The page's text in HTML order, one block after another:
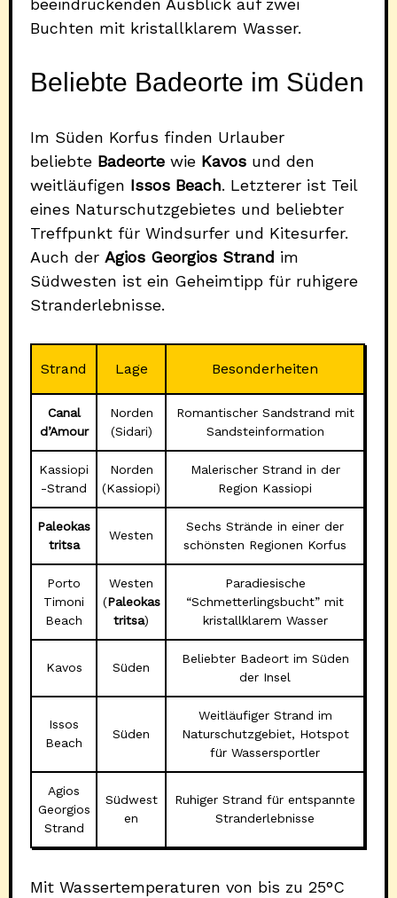
beeindruckenden Ausblick auf zwei
Buchten mit kristallklarem Wasser.
Beliebte Badeorte im Süden
Im Süden Korfus finden Urlauber
beliebte Badeorte wie Kavos und den
weitläufigen Issos Beach. Letzterer ist Teil
eines Naturschutzgebietes und beliebter
Treffpunkt für Windsurfer und Kitesurfer.
Auch der Agios Georgios Strand im
Südwesten ist ein Geheimtipp für ruhigere
Stranderlebnisse.
Strand Lage Besonderheiten
Canal
d’Amour
Norden
(Sidari)
Romantischer Sandstrand mit
Sandsteinformation
Kassiopi
-Strand
Norden
(Kassiopi)
Malerischer Strand in der
Region Kassiopi
Paleokas
tritsa
Westen
Sechs Strände in einer der
schönsten Regionen Korfus
Porto
Timoni
Beach
Westen
(Paleokas
tritsa)
Paradiesische
“Schmetterlingsbucht” mit
kristallklarem Wasser
Kavos Süden
Beliebter Badeort im Süden
der Insel
Issos
Beach
Süden
Weitläufiger Strand im
Naturschutzgebiet, Hotspot
für Wassersportler
Agios
Georgios
Strand
Südwest
en
Ruhiger Strand für entspannte
Stranderlebnisse
Mit Wassertemperaturen von bis zu 25°C